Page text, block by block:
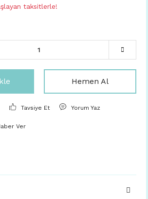
taksitlerle!
Hemen Al
Tavsiye Et Yorum Yaz
Ver